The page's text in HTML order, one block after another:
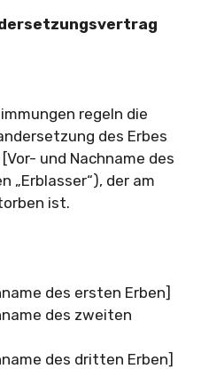
regeln die
des Erbes
und Nachname des
„Erblasser“), der am
ist.
des ersten Erben]
des zweiten
des dritten Erben]